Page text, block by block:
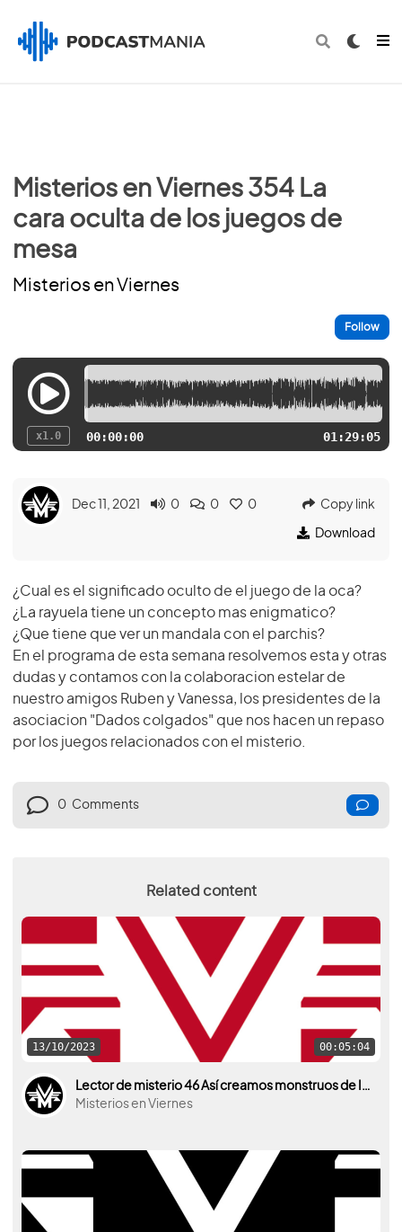
Misterios en Viernes 354 La
cara oculta de los juegos de
mesa
Misterios en Viernes
Follow
00:00:00 01:29:05
x1.0
Dec 11, 2021 0 0 0 Copy link
Download
¿Cual es el significado oculto de el juego de la oca?
¿La rayuela tiene un concepto mas enigmatico?
¿Que tiene que ver un mandala con el parchis?
En el programa de esta semana resolvemos esta y otras
dudas y contamos con la colaboracion estelar de
nuestro amigos Ruben y Vanessa, los presidentes de la
asociacion "Dados colgados" que nos hacen un repaso
por los juegos relacionados con el misterio.
0 Comments
Related content
13/10/2023 00:05:04
Lector de misterio 46 Así creamos monstruos de Ignacio Cabria
Misterios en Viernes